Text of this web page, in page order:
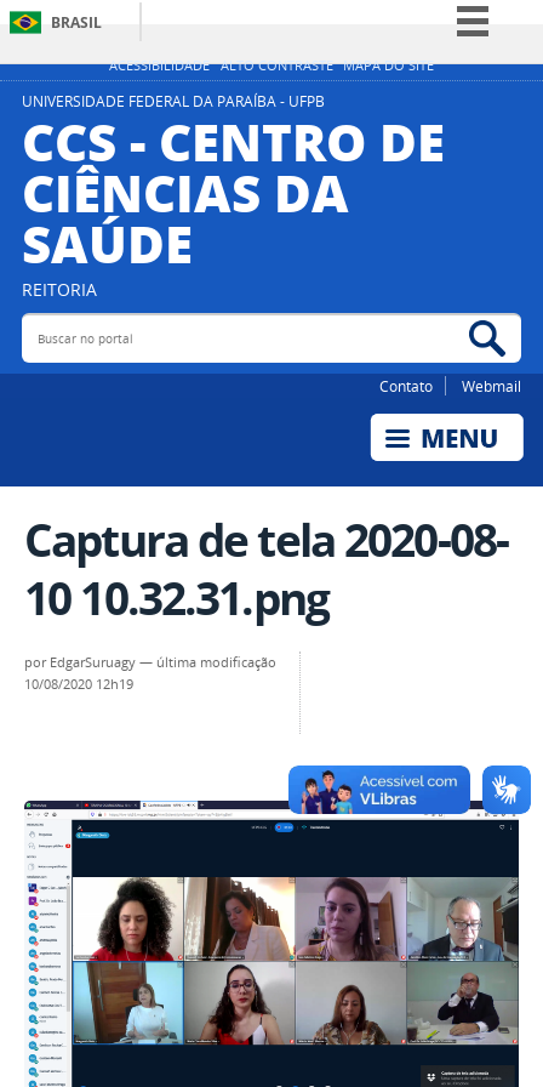
ACESSIBILIDADE ALTO CONTRASTE MAPA DO SITE
BRASIL
Simplifique!
Participe
Acesso à informação
Legislação
UNIVERSIDADE FEDERAL DA PARAÍBA - UFPB
CCS - CENTRO DE
CIÊNCIAS DA
SAÚDE
REITORIA
Buscar no portal
Contato Webmail
Captura de tela 2020-08-
10 10.32.31.png
por EdgarSuruagy — última modificação
10/08/2020 12h19